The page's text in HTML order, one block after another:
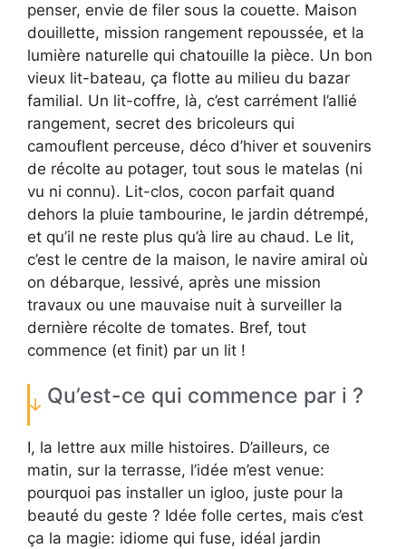
penser, envie de filer sous la couette. Maison
douillette, mission rangement repoussée, et la
lumière naturelle qui chatouille la pièce. Un bon
vieux lit-bateau, ça flotte au milieu du bazar
familial. Un lit-coffre, là, c’est carrément l’allié
rangement, secret des bricoleurs qui
camouflent perceuse, déco d’hiver et souvenirs
de récolte au potager, tout sous le matelas (ni
vu ni connu). Lit-clos, cocon parfait quand
dehors la pluie tambourine, le jardin détrempé,
et qu’il ne reste plus qu’à lire au chaud. Le lit,
c’est le centre de la maison, le navire amiral où
on débarque, lessivé, après une mission
travaux ou une mauvaise nuit à surveiller la
dernière récolte de tomates. Bref, tout
commence (et finit) par un lit !
Qu’est-ce qui commence par i ?
I, la lettre aux mille histoires. D’ailleurs, ce
matin, sur la terrasse, l’idée m’est venue:
pourquoi pas installer un igloo, juste pour la
beauté du geste ? Idée folle certes, mais c’est
ça la magie: idiome qui fuse, idéal jardin